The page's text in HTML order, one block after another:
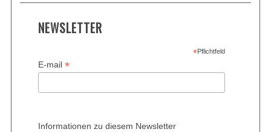
NEWSLETTER
*Pflichtfeld
E-mail *
Informationen zu diesem Newsletter